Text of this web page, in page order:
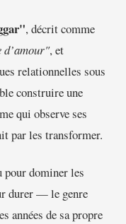
, décrit comme
d’amour", et
relationnelles sous
construire une
qui observe ses
par les transformer.
pour dominer les
durer — le genre
années de sa propre